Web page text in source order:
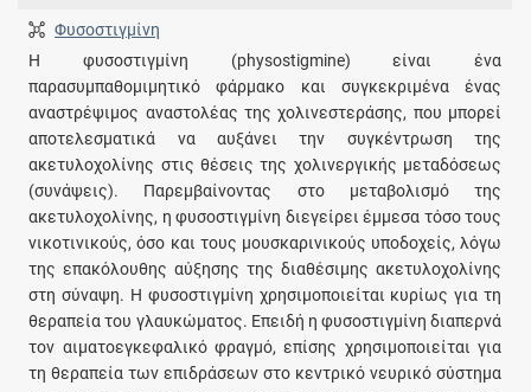
Φυσοστιγμίνη
Η φυσοστιγμίνη (physostigmine) είναι ένα
παρασυμπαθομιμητικό φάρμακο και συγκεκριμένα ένας
αναστρέψιμος αναστολέας της χολινεστεράσης, που μπορεί
αποτελεσματικά να αυξάνει την συγκέντρωση της
ακετυλοχολίνης στις θέσεις της χολινεργικής μεταδόσεως
(συνάψεις). Παρεμβαίνοντας στο μεταβολισμό της
ακετυλοχολίνης, η φυσοστιγμίνη διεγείρει έμμεσα τόσο τους
νικοτινικούς, όσο και τους μουσκαρινικούς υποδοχείς, λόγω
της επακόλουθης αύξησης της διαθέσιμης ακετυλοχολίνης
στη σύναψη. Η φυσοστιγμίνη χρησιμοποιείται κυρίως για τη
θεραπεία του γλαυκώματος. Επειδή η φυσοστιγμίνη διαπερνά
τον αιματοεγκεφαλικό φραγμό, επίσης χρησιμοποιείται για
τη θεραπεία των επιδράσεων στο κεντρικό νευρικό σύστημα